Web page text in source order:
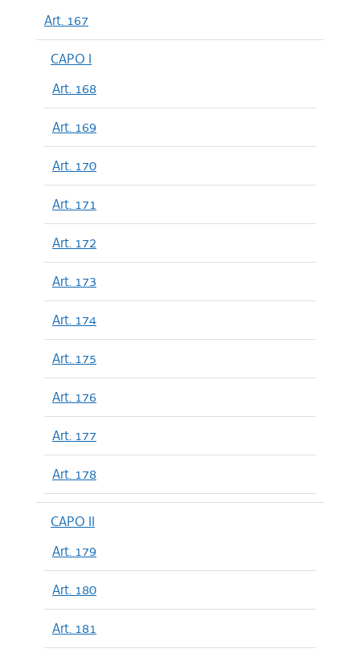
Art. 167
CAPO I
Art. 168
Art. 169
Art. 170
Art. 171
Art. 172
Art. 173
Art. 174
Art. 175
Art. 176
Art. 177
Art. 178
CAPO II
Art. 179
Art. 180
Art. 181